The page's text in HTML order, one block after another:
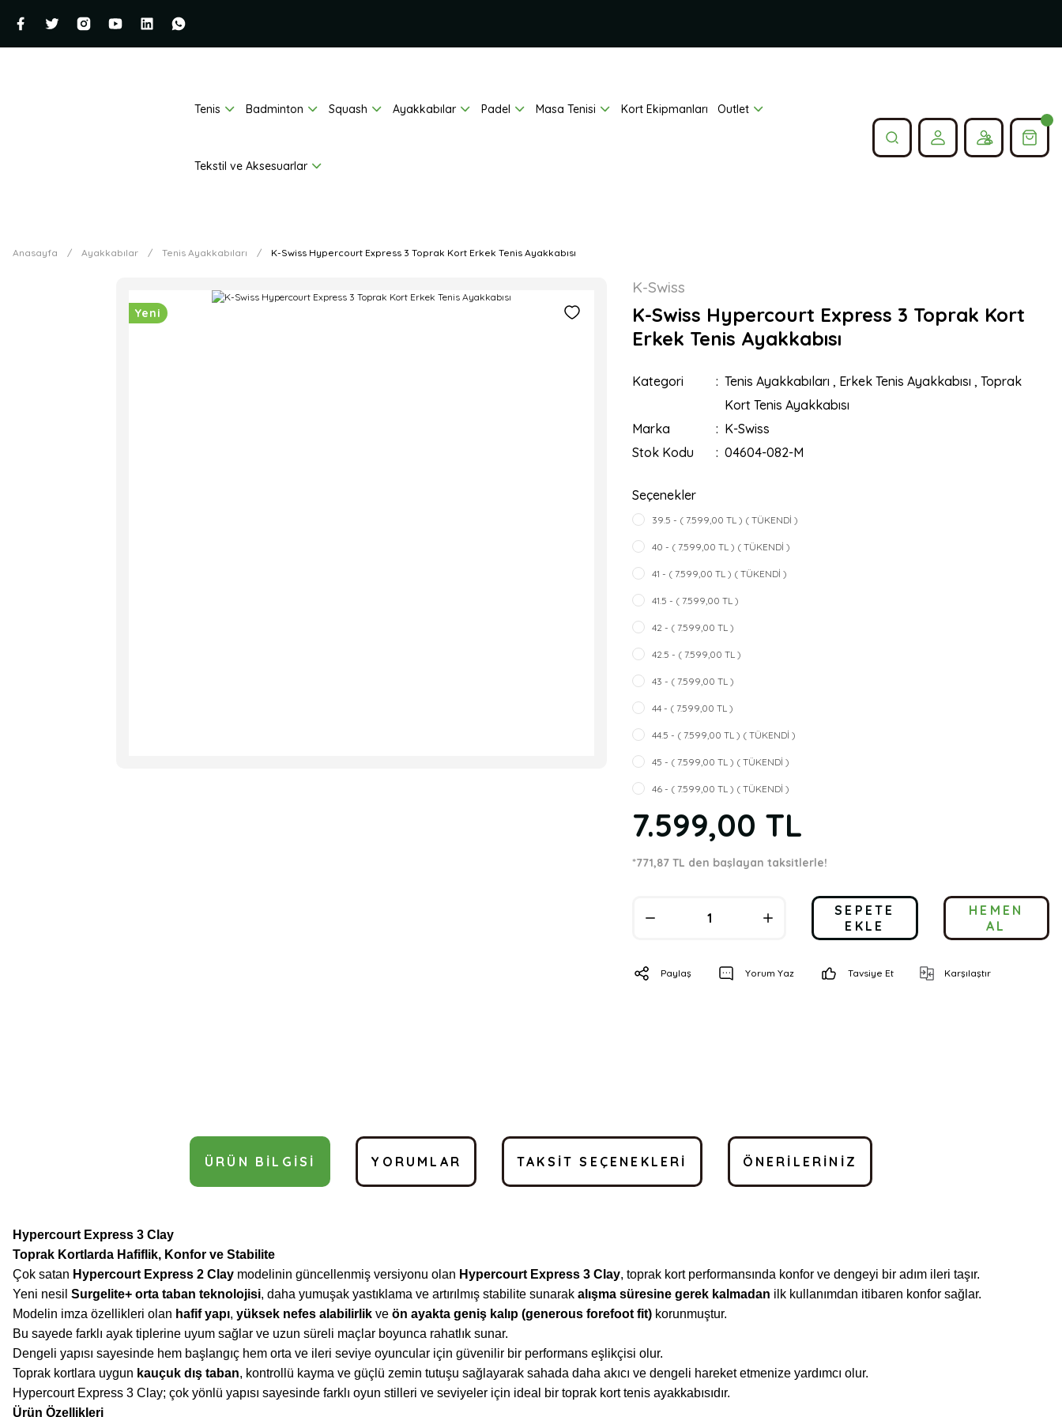
Tenis Badminton Squash Ayakkabılar Padel Masa Tenisi Kort Ekipmanları Outlet
Tekstil ve Aksesuarlar
Anasayfa Ayakkabılar Tenis Ayakkabıları K-Swiss Hypercourt Express 3 Toprak Kort Erkek Tenis Ayakkabısı
Yeni
K-Swiss
K-Swiss Hypercourt Express 3 Toprak Kort
Erkek Tenis Ayakkabısı
Kategori Tenis Ayakkabıları , Erkek Tenis Ayakkabısı , Toprak
Kort Tenis Ayakkabısı
Marka
K-Swiss
Stok Kodu
04604-082-M
Seçenekler
39.5 - ( 7.599,00 TL ) ( TÜKENDİ )
40 - ( 7.599,00 TL ) ( TÜKENDİ )
41 - ( 7.599,00 TL ) ( TÜKENDİ )
41.5 - ( 7.599,00 TL )
42 - ( 7.599,00 TL )
42.5 - ( 7.599,00 TL )
43 - ( 7.599,00 TL )
44 - ( 7.599,00 TL )
44.5 - ( 7.599,00 TL ) ( TÜKENDİ )
45 - ( 7.599,00 TL ) ( TÜKENDİ )
46 - ( 7.599,00 TL ) ( TÜKENDİ )
7.599,00 TL
*771,87 TL den başlayan taksitlerle!
SEPETE
EKLE
HEMEN
AL
Paylaş Yorum Yaz Tavsiye Et Karşılaştır
ÜRÜN BILGISI YORUMLAR TAKSIT SEÇENEKLERI ÖNERILERINIZ
Hypercourt Express 3 Clay
Toprak Kortlarda Hafiflik, Konfor ve Stabilite
Çok satan Hypercourt Express 2 Clay modelinin güncellenmiş versiyonu olan Hypercourt Express 3 Clay, toprak kort performansında konfor ve dengeyi bir adım ileri taşır.
Yeni nesil Surgelite+ orta taban teknolojisi, daha yumuşak yastıklama ve artırılmış stabilite sunarak alışma süresine gerek kalmadan ilk kullanımdan itibaren konfor sağlar.
Modelin imza özellikleri olan hafif yapı, yüksek nefes alabilirlik ve ön ayakta geniş kalıp (generous forefoot fit) korunmuştur.
Bu sayede farklı ayak tiplerine uyum sağlar ve uzun süreli maçlar boyunca rahatlık sunar.
Dengeli yapısı sayesinde hem başlangıç hem orta ve ileri seviye oyuncular için güvenilir bir performans eşlikçisi olur.
Toprak kortlara uygun kauçuk dış taban, kontrollü kayma ve güçlü zemin tutuşu sağlayarak sahada daha akıcı ve dengeli hareket etmenize yardımcı olur.
Hypercourt Express 3 Clay; çok yönlü yapısı sayesinde farklı oyun stilleri ve seviyeler için ideal bir toprak kort tenis ayakkabısıdır.
Ürün Özellikleri